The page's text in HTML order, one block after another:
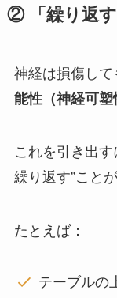
② 「繰り返
神経は損傷して
能性（神経可塑
これを引き出
繰り返す”こと
たとえば：
テーブルの